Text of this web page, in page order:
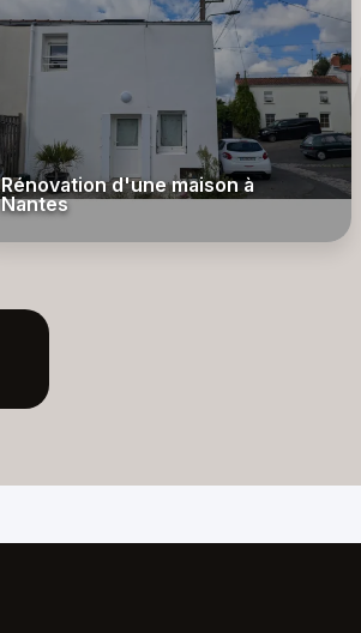
Rénovation d'une maison à
Nantes